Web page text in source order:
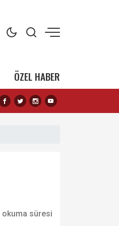
ÖZEL HABER
okuma süresi